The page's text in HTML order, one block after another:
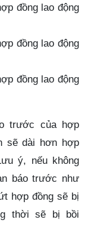
đồng lao động
đồng lao động
đồng lao động
trước của hợp
sẽ dài hơn hợp
ý, nếu không
báo trước như
hợp đồng sẽ bị
thời sẽ bị bồi